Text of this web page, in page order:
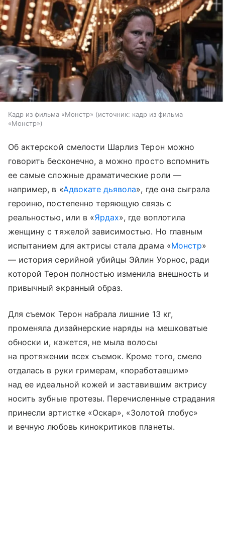
Кадр из фильма «Монстр» источник: кадр из фильма
«Монстр»
Об актерской смелости Шарлиз Терон можно
говорить бесконечно, а можно просто вспомнить
ее самые сложные драматические роли —
например, в «Адвокате дьявола», где она сыграла
героиню, постепенно теряющую связь с
реальностью, или в «Ярдах», где воплотила
женщину с тяжелой зависимостью. Но главным
испытанием для актрисы стала драма «Монстр»
— история серийной убийцы Эйлин Уорнос, ради
которой Терон полностью изменила внешность и
привычный экранный образ.
Для съемок Терон набрала лишние 13 кг,
променяла дизайнерские наряды на мешковатые
обноски и, кажется, не мыла волосы
на протяжении всех съемок. Кроме того, смело
отдалась в руки гримерам, «поработавшим»
над ее идеальной кожей и заставившим актрису
носить зубные протезы. Перечисленные страдания
принесли артистке «Оскар», «Золотой глобус»
и вечную любовь кинокритиков планеты.